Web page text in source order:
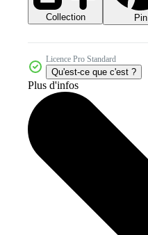
Collection Pin
Licence Pro Standard
Qu'est-ce que c'est ?
Plus d'infos